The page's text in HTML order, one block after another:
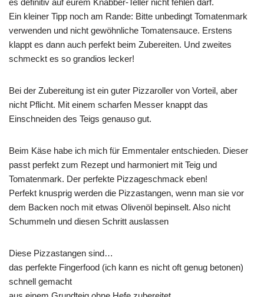
Ein kleiner Tipp noch am Rande: Bitte unbedingt Tomatenmark
verwenden und nicht gewöhnliche Tomatensauce. Erstens
klappt es dann auch perfekt beim Zubereiten. Und zweites
schmeckt es so grandios lecker!
Bei der Zubereitung ist ein guter Pizzaroller von Vorteil, aber
nicht Pflicht. Mit einem scharfen Messer knappt das
Einschneiden des Teigs genauso gut.
Beim Käse habe ich mich für Emmentaler entschieden. Dieser
passt perfekt zum Rezept und harmoniert mit Teig und
Tomatenmark. Der perfekte Pizzageschmack eben!
Perfekt knusprig werden die Pizzastangen, wenn man sie vor
dem Backen noch mit etwas Olivenöl bepinselt. Also nicht
Schummeln und diesen Schritt auslassen
Diese Pizzastangen sind…
das perfekte Fingerfood (ich kann es nicht oft genug betonen)
schnell gemacht